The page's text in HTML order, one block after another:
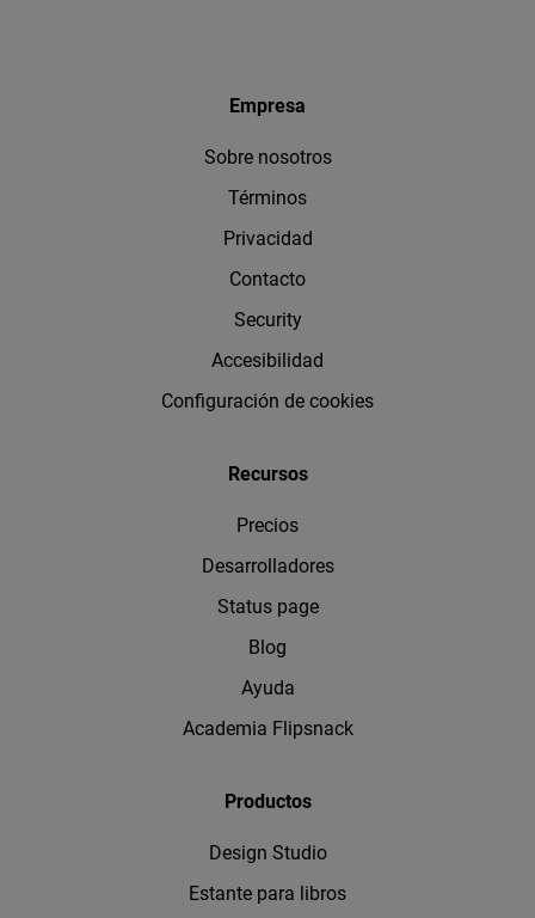
Empresa
Sobre nosotros
Términos
Privacidad
Contacto
Security
Accesibilidad
Configuración de cookies
Recursos
Precios
Desarrolladores
Status page
Blog
Ayuda
Academia Flipsnack
Productos
Design Studio
Estante para libros